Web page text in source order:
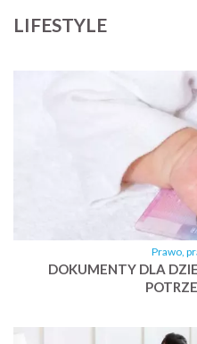
LIFESTYLE
Prawo,
DOKUMENTY DLA